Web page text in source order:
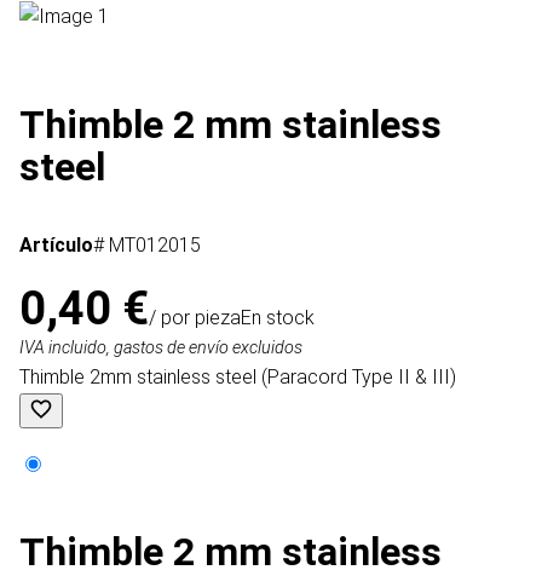
Thimble 2 mm stainless
steel
Artículo# MT012015
0,40 €/ por piezaEn stock
IVA incluido, gastos de envío excluidos
Thimble 2mm stainless steel (Paracord Type II & III)
Thimble 2 mm stainless